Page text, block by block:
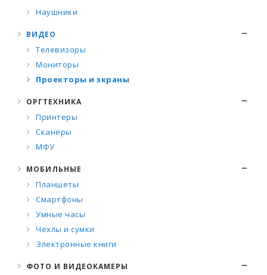
Наушники
ВИДЕО
Телевизоры
Мониторы
Проекторы и экраны
ОРГТЕХНИКА
Принтеры
Сканеры
МФУ
МОБИЛЬНЫЕ
Планшеты
Смартфоны
Умные часы
Чехлы и сумки
Электронные книги
ФОТО И ВИДЕОКАМЕРЫ